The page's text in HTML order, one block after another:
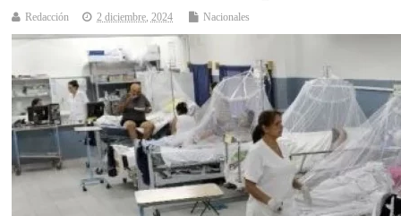
Redacción 2 diciembre, 2024 Nacionales